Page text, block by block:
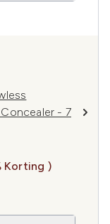
- 7
Korting )